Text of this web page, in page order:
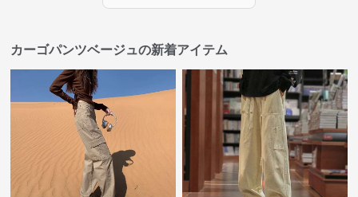
カーゴパンツベージュの新着アイテム